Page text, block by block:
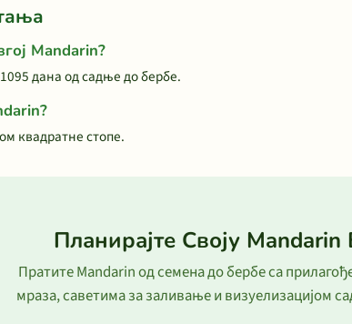
Mandarin?
дана од садње до бербе.
квадратне стопе.
Планирајте Своју
Пратите Mandarin од семена до бербе са
мраза, саветима за заливање и визуелизацијом